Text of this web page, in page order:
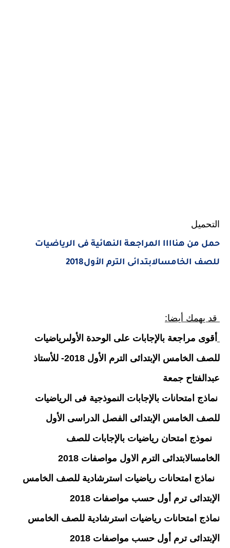
التحميل
حمل من هناااا المراجعة النهائية فى الرياضيات
للصف الخامسالابتدائى الترم الأول2018
قد يهمك أيضا:
أقوى مراجعة بالإجابات على الوحدة الأولىرياضيات
للصف الخامس الإبتدائى الترم الأول 2018- للأستاذ
عبدالفتاح جمعة
نماذج امتحانات بالإجابات النموذجية فى الرياضيات
للصف الخامس الإبتدائى الفصل الدراسى الأول
نموذج امتحان رياضيات بالإجابات للصف
الخامسالابتدائى الترم الاول مواصفات 2018
نماذج امتحانات رياضيات استرشادية للصف الخامس
الإبتدائى ترم أول حسب مواصفات 2018
نماذج امتحانات رياضيات استرشادية للصف الخامس
الإبتدائى ترم أول حسب مواصفات 2018